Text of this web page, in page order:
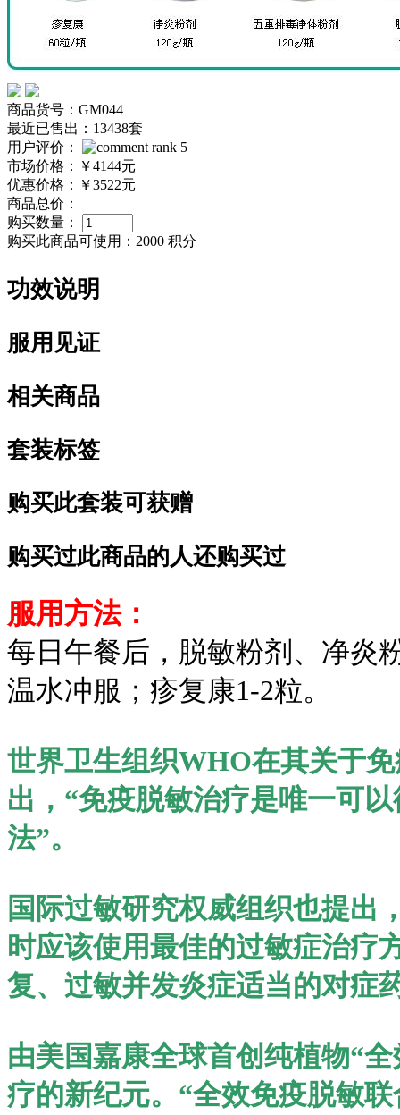
商品货号：GM044
最近已售出：13438套
用户评价：
市场价格：
￥4144元
优惠价格：
￥3522元
商品总价：
购买数量：
购买此商品可使用： 2000 积分
功效说明
服用见证
相关商品
套装标签
购买此套装可获赠
购买过此商品的人还购买过
服用方法：
每日午餐后，脱敏粉剂、净炎
温水冲服；疹复康1-2粒。
世界卫生组织WHO在其关于
出，“免疫脱敏治疗是唯一可
法”。
国际过敏研究权威组织也提出
时应该使用最佳的过敏症治疗
复、过敏并发炎症适当的对症
由美国嘉康全球首创纯植物“
疗的新纪元。“全效免疫脱敏